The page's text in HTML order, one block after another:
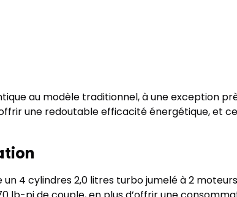
au modèle traditionnel, à une exception
une redoutable efficacité énergétique, et
4 cylindres 2,0 litres turbo jumelé à 2